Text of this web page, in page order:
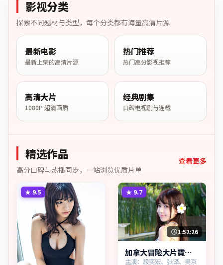
影视分类
探索不同题材与类型，每个分类都有海量高清片源
最新电影
最新上架的高清片源
热门推荐
热门高分影视推荐
高清大片
1080P 超清画质
经典剧集
口碑电视剧与连载
精选作品
高分口碑与热播同步，一站浏览优质片单
查看更多
★ 9.5 ★ 9.7
1:52:26
加拿大冒险大片霓虹
边界热播更新中
主演：段奕宏、张译、吴京